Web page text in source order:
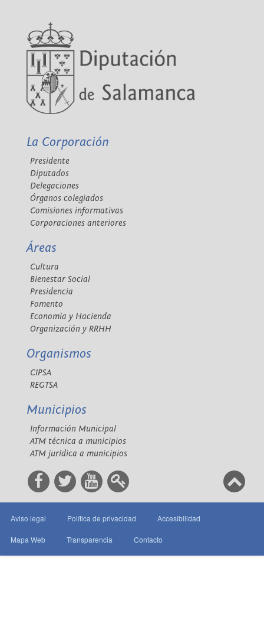
La Corporación
Presidente
Diputados
Delegaciones
Órganos colegiados
Comisiones informativas
Corporaciones anteriores
Áreas
Cultura
Bienestar Social
Presidencia
Fomento
Economía y Hacienda
Organización y RRHH
Organismos
CIPSA
REGTSA
Municipios
Información Municipal
ATM técnica a municipios
ATM jurídica a municipios
Aviso legal Política de privacidad Accesibilidad
Mapa Web Transparencia Contacto